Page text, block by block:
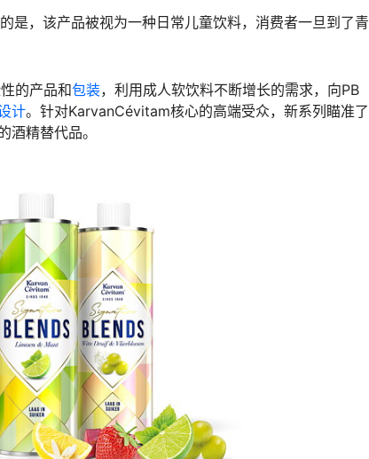
是，该产品被视为一种日常儿童饮料，消费者一旦到了青
的产品和包装，利用成人软饮料不断增长的需求，向PB
计。针对KarvanCévitam核心的高端受众，新系列瞄准了
精替代品。